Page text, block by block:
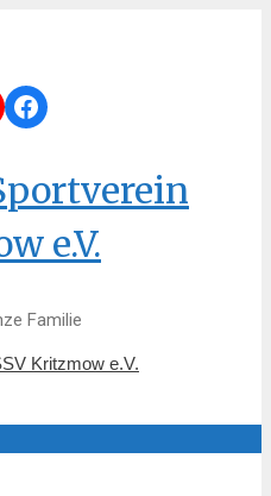
Facebook
e.V.
Familie